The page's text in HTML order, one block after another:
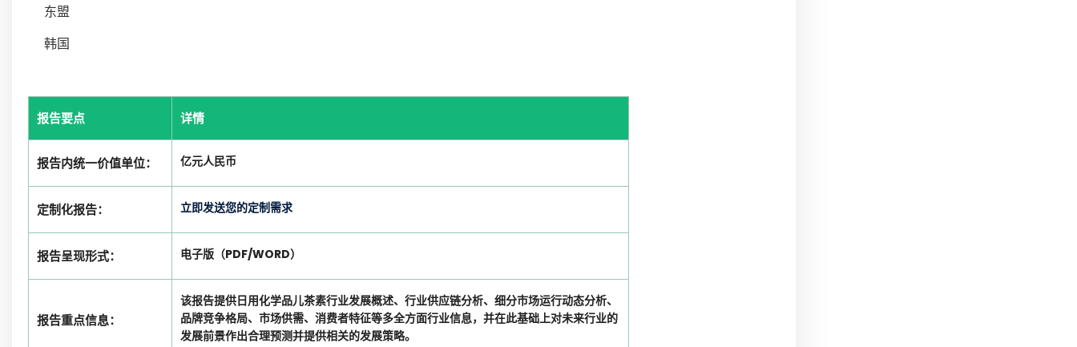
东盟
韩国
报告要点 详情
报告内统一价值单位： 亿元人民币
定制化报告： 立即发送您的定制需求
报告呈现形式： 电子版（PDF/WORD）
报告重点信息：
该报告提供日用化学品儿茶素行业发展概述、行业供应链分析、细分市场运行动态分析、
品牌竞争格局、市场供需、消费者特征等多全方面行业信息，并在此基础上对未来行业的
发展前景作出合理预测并提供相关的发展策略。